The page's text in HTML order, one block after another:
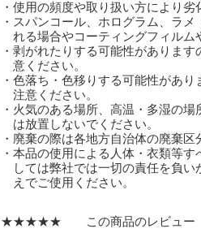
・使用の頻度や取り扱い方により劣
・スパンコール、ホログラム、ラ
れる場合やコーティングフィルム
・剥がれたりする可能性がありま
意ください。
・色落ち・色移りする可能性があ
注意ください。
・火気のある場所、高温・多湿の
は放置しないでください。
・廃棄の際は各地方自治体の廃棄区
・本品の使用による人体・衣類等
しては弊社では一切の責任を負い
えでご使用ください。
★★★★★ この商品のレビ